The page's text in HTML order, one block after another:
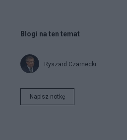
Blogi na ten temat
Ryszard Czarnecki
Napisz notkę